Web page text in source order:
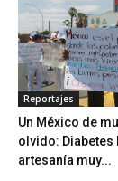
Reportajes
Un México de
olvido: Diabetes
artesanía muy...